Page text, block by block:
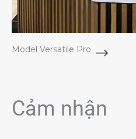
Model Versatile Pro
Cảm nhận